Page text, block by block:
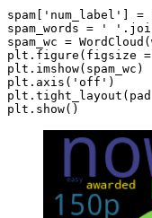
spam['num_label']
spam_words = '
spam_wc =
plt.figure(figsize =
plt.imshow(spam_wc)
plt.axis('off')
plt.tight_layout(pad